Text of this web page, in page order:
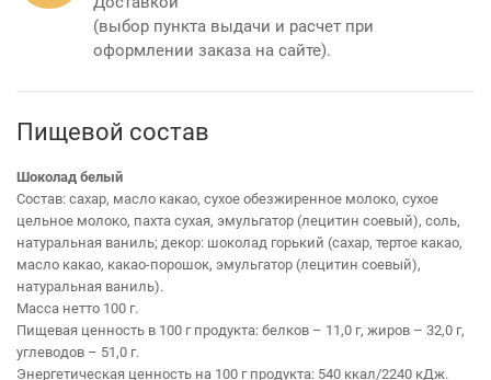
(выбор пункта выдачи и расчет при
оформлении заказа на сайте).
Пищевой состав
Шоколад белый
Состав: сахар, масло какао, сухое обезжиренное молоко, сухое
цельное молоко, пахта сухая, эмульгатор (лецитин соевый), соль,
натуральная ваниль; декор: шоколад горький (сахар, тертое какао,
масло какао, какао-порошок, эмульгатор (лецитин соевый),
натуральная ваниль).
Масса нетто 100 г.
Пищевая ценность в 100 г продукта: белков – 11,0 г, жиров – 32,0 г,
углеводов – 51,0 г.
Энергетическая ценность на 100 г продукта: 540 ккал/2240 кДж.